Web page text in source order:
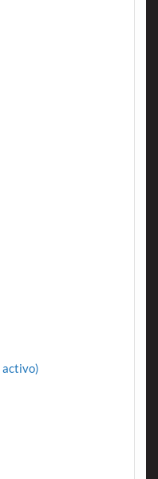
activo)